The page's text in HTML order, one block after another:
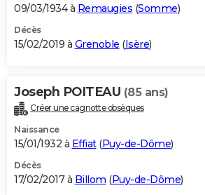
09/03/1934 à Remaugies (Somme)
Décès
15/02/2019 à Grenoble (Isère)
Joseph POITEAU (85 ans)
Créer une cagnotte obsèques
Naissance
15/01/1932 à Effiat(Puy-de-Dôme)
Décès
17/02/2017 à Billom (Puy-de-Dôme)